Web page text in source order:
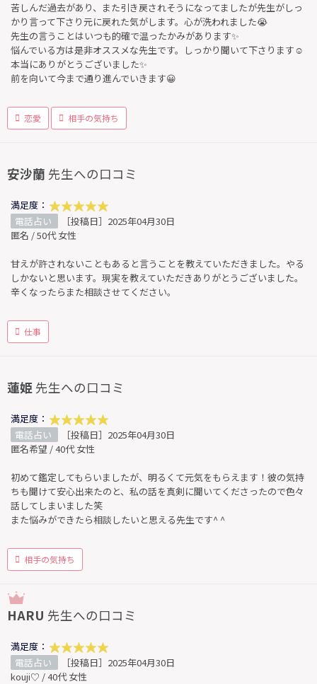
苦しんだ過去があり、また引き戻されそうになってましたが先生がしっ
かり言って下さり元に戻れた気がします。心が洗われました😭
先生の言うことはいつも的確で温ったかみがあります✨
悩んでいる方は是非オススメな先生です。しっかり聞いて下さります☺️
本当にありがとうございました✨
前を向いて今まで通り進んでいきます😀
恋愛 相手の気持ち
安沙蘭 先生への口コミ
満足度：
電話占い
［投稿日］2025年04月30日
匿名 / 50代 女性
甘えが許されないこともあると言うことを教えていただきました。やる
しかないと思います。現実を教えていただきありがとうございました。
辛くなったらまた相談させてください。
仕事
蓮姫 先生への口コミ
満足度：
電話占い
［投稿日］2025年04月30日
匿名希望 / 40代 女性
初めて鑑定してもらいましたが、明るくて元気をもらえます！彼の気持
ちも聞けて安心出来たのと、私の話を真剣に聞いてくださったので色々
話してしまいました笑
また悩みができたら相談したいと思える先生です^ ^
相手の気持ち
HARU 先生への口コミ
満足度：
電話占い
［投稿日］2025年04月30日
kouji♡ / 40代 女性